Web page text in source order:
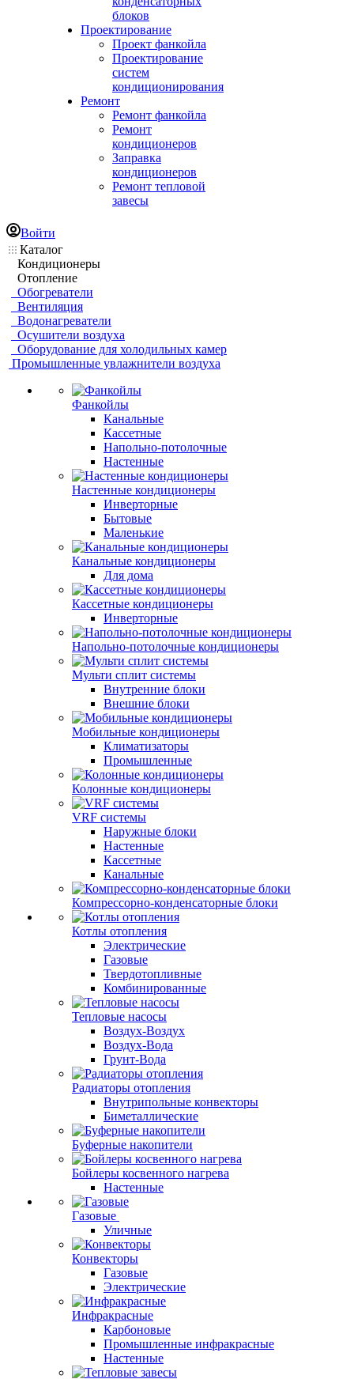
блоков
Проектирование
Проект фанкойла
Проектирование
систем
кондиционирования
Ремонт
Ремонт фанкойла
Ремонт
кондиционеров
Заправка
кондиционеров
Ремонт тепловой
завесы
Войти
Каталог
Кондиционеры
Отопление
Обогреватели
Вентиляция
Водонагреватели
Осушители воздуха
Оборудование для холодильных камер
Промышленные увлажнители воздуха
Фанкойлы
Канальные
Кассетные
Напольно-потолочные
Настенные
Настенные кондиционеры
Инверторные
Бытовые
Маленькие
Канальные кондиционеры
Для дома
Кассетные кондиционеры
Инверторные
Напольно-потолочные кондиционеры
Мульти сплит системы
Внутренние блоки
Внешние блоки
Мобильные кондиционеры
Климатизаторы
Промышленные
Колонные кондиционеры
VRF системы
Наружные блоки
Настенные
Кассетные
Канальные
Компрессорно-конденсаторные блоки
Котлы отопления
Электрические
Газовые
Твердотопливные
Комбинированные
Тепловые насосы
Воздух-Воздух
Воздух-Вода
Грунт-Вода
Радиаторы отопления
Внутрипольные конвекторы
Биметаллические
Буферные накопители
Бойлеры косвенного нагрева
Настенные
Газовые
Уличные
Конвекторы
Газовые
Электрические
Инфракрасные
Карбоновые
Промышленные инфракрасные
Настенные